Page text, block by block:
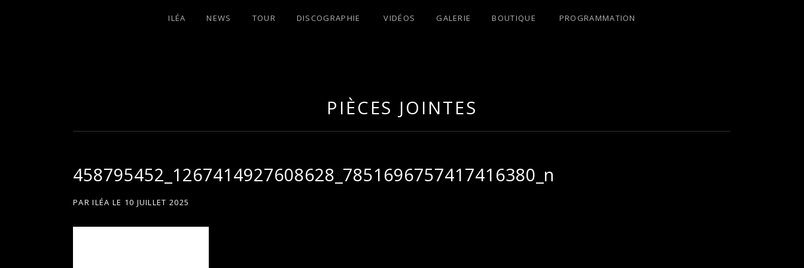
L
É
A
ILÉA NEWS TOUR DISCOGRAPHIE VIDÉOS GALERIE BOUTIQUE PROGRAMMATION
PIÈCES JOINTES
458795452_1267414927608628_7851696757417416380_n
PARILÉA LE 10 JUILLET 2025